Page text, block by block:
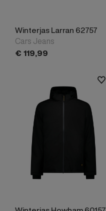
Winterjas Larran 62757
Cars Jeans
€ 119,99